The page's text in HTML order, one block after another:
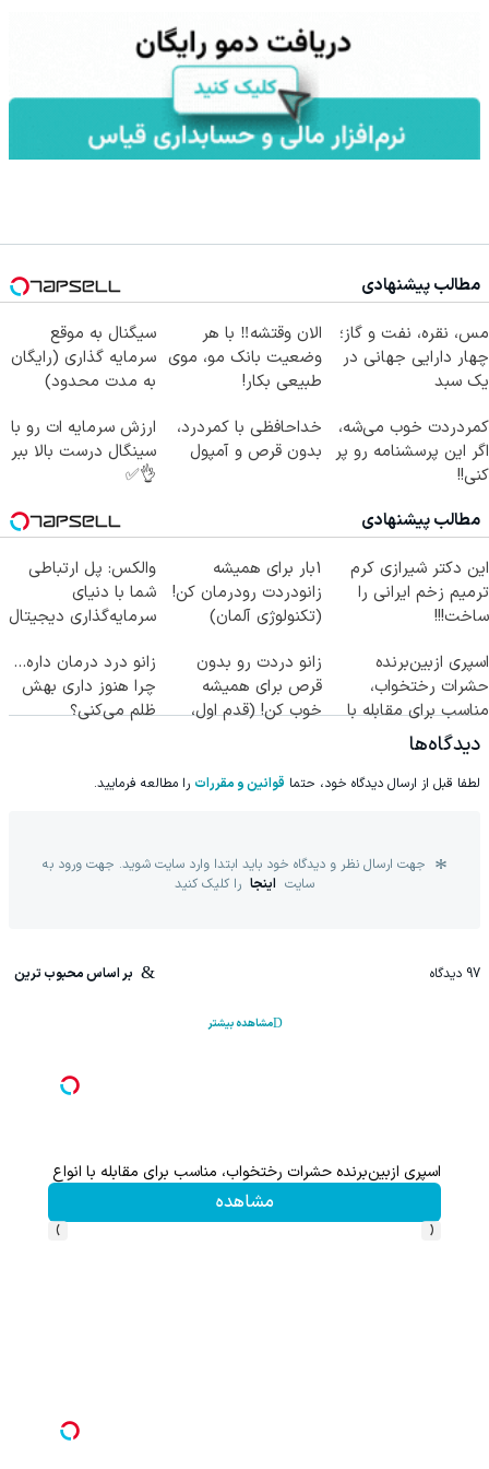
مطالب پیشنهادی
مس، نقره، نفت و گاز؛
چهار دارایی جهانی در
یک سبد
الان وقتشه‼️ با هر
وضعیت بانک مو، موی
طبیعی بکار!
سیگنال به موقع
سرمایه گذاری (رایگان
به مدت محدود)
کمردردت خوب می‌شه،
اگر این پرسشنامه رو پر
کنی!!
خداحافظی با کمردرد،
بدون قرص و آمپول
ارزش سرمایه ات رو با
سینگال درست بالا ببر
👌✅
مطالب پیشنهادی
این دکتر شیرازی کرم
ترمیم زخم ایرانی را
ساخت!!!
1بار برای همیشه
زانودردت رودرمان کن!
(تکنولوژی آلمان)
والکس: پل ارتباطی
شما با دنیای
سرمایه‌گذاری دیجیتال
اسپری ازبین‌برنده
حشرات رختخواب،
مناسب برای مقابله با
انواع ساس
زانو دردت رو بدون
قرص برای همیشه
خوب کن! (قدم اول،
زانو درد درمان داره…
چرا هنوز داری بهش
ظلم می‌کنی؟
دیدگاه‌ها
لطفا قبل از ارسال دیدگاه خود، حتما قوانین و مقررات را مطالعه فرمایید.
جهت ارسال نظر و دیدگاه خود باید ابتدا وارد سایت شوید. جهت ورود به
سایت اینجا را کلیک کنید
97 دیدگاه بر اساس محبوب ترین
مشاهده بیشتر
اسپری ازبین‌برنده حشرات رختخواب، مناسب برای مقابله با انواع ساس
مشاهده
‹
›